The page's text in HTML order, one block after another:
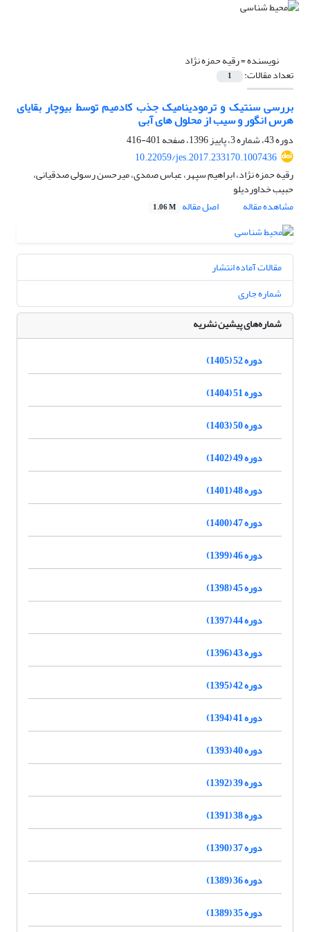
نویسنده =رقیه حمزه نژاد
تعداد مقالات: 1
بررسی سنتیک و ترمودینامیک جذب کادمیم توسط بیوچار بقایای
هرس انگور و سیب از محلول های آبی
دوره 43، شماره 3، پاییز 1396، صفحه
401-416
10.22059/jes.2017.233170.1007436
رقیه حمزه نژاد، ابراهیم سپهر، عباس صمدی، میرحسن رسولی صدقیانی،
حبیب خداوردیلو
مشاهده مقاله
اصل مقاله 1.06 M
مقالات آماده انتشار
شماره جاری
شماره‌های پیشین نشریه
دوره 52 (1405)
دوره 51 (1404)
دوره 50 (1403)
دوره 49 (1402)
دوره 48 (1401)
دوره 47 (1400)
دوره 46 (1399)
دوره 45 (1398)
دوره 44 (1397)
دوره 43 (1396)
دوره 42 (1395)
دوره 41 (1394)
دوره 40 (1393)
دوره 39 (1392)
دوره 38 (1391)
دوره 37 (1390)
دوره 36 (1389)
دوره 35 (1389)